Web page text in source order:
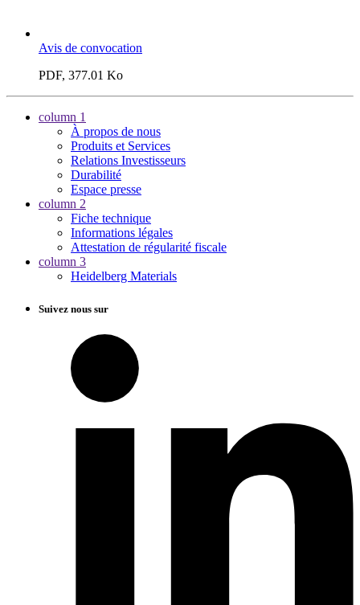
Avis de convocation
PDF, 377.01 Ko
column 1
À propos de nous
Produits et Services
Relations Investisseurs
Durabilité
Espace presse
column 2
Fiche technique
Informations légales
Attestation de régularité fiscale
column 3
Heidelberg Materials
Suivez nous sur